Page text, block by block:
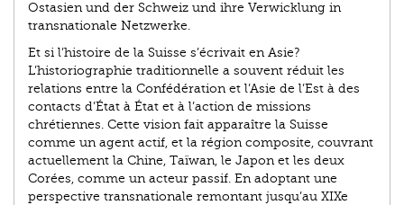
Ostasien und der Schweiz und ihre Verwicklung in
transnationale Netzwerke.
Et si l’histoire de la Suisse s’écrivait en Asie?
L’historiographie traditionnelle a souvent réduit les
relations entre la Confédération et l’Asie de l’Est à des
contacts d’État à État et à l’action de missions
chrétiennes. Cette vision fait apparaître la Suisse
comme un agent actif, et la région composite, couvrant
actuellement la Chine, Taïwan, le Japon et les deux
Corées, comme un acteur passif. En adoptant une
perspective transnationale remontant jusqu’au XIXe